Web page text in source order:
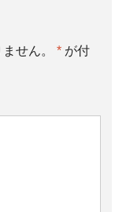
せん。 *が付